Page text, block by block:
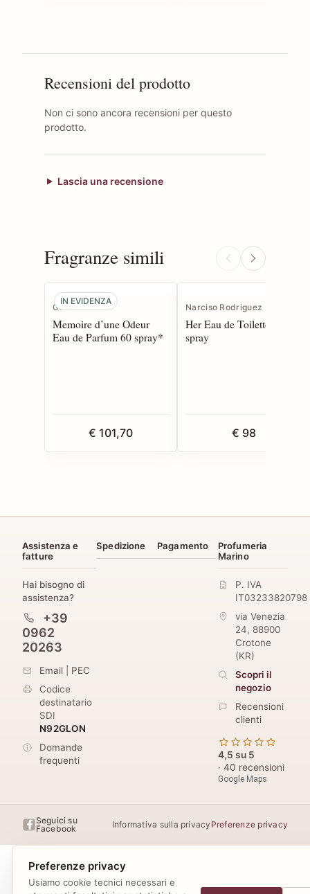
Recensioni del prodotto
Non ci sono ancora recensioni per questo
prodotto.
Lascia una recensione
Fragranze simili
IN EVIDENZA
Gucci
Memoire d’une Odeur
Eau de Parfum 60 spray*
€ 101,70
Narciso Rodriguez
Her Eau de Toilette 100
spray
€ 98
Assistenza e
fatture
Hai bisogno di
assistenza?
+39
0962
20263
Email
PEC
Codice
destinatario
SDI
N92GLON
Domande
frequenti
Spedizione Pagamento
Profumeria
Marino
P. IVA
IT03233820798
via Venezia
24, 88900
Crotone
(KR)
Scopri il
negozio
Recensioni
clienti
4,5 su 5
· 40 recensioni
Google Maps
Seguici su
Facebook
Informativa sulla privacy Preferenze privacy
Preferenze privacy
Usiamo cookie tecnici necessari e